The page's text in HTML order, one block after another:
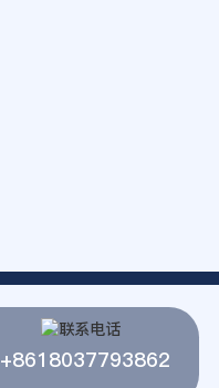
+8618037793862